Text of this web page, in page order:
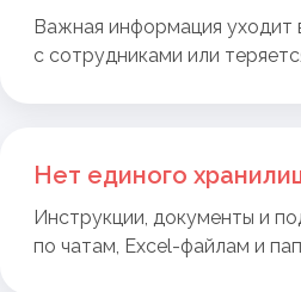
Важная информация уходит
с сотрудниками или
Нет единого
Инструкции, документы и
по чатам, Excel-файлам и
У нас есть решение